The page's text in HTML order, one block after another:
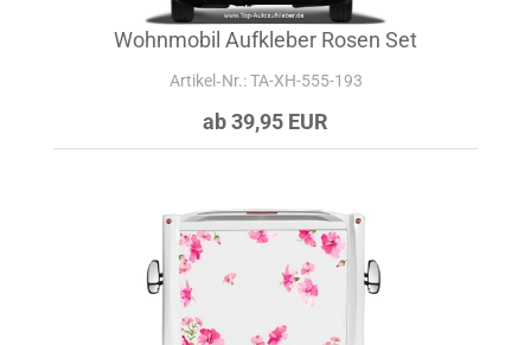
Wohnmobil Aufkleber Rosen Set
Artikel‑Nr.: TA-XH-555-193
ab 39,95 EUR